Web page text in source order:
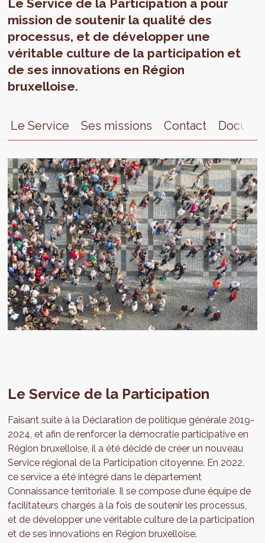
Le Service de la Participation a pour
mission de soutenir la qualité des
processus, et de développer une
véritable culture de la participation et
de ses innovations en Région
bruxelloise.
Le Service Ses missions Contact
Le Service de la Participation
Faisant suite à la Déclaration de politique générale 2019-
2024, et afin de renforcer la démocratie participative en
Région bruxelloise, il a été décidé de créer un nouveau
Service régional de la Participation citoyenne. En 2022,
ce service a été intégré dans le département
Connaissance territoriale. Il se compose d’une équipe de
facilitateurs chargés à la fois de soutenir les processus,
et de développer une véritable culture de la participation
et de ses innovations en Région bruxelloise.